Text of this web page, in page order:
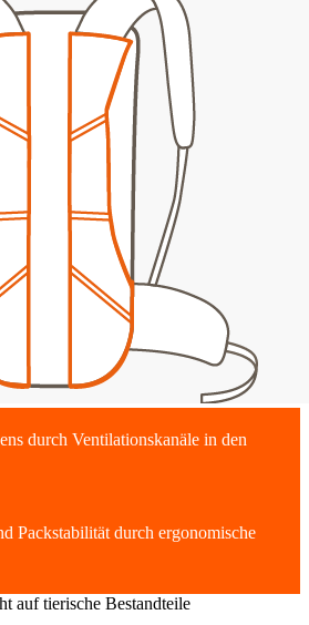
durch Ventilationskanäle in den
Packstabilität durch ergonomische
auf tierische Bestandteile